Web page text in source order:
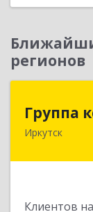
регионов
Группа
Иркутск
Клиентов
664007,